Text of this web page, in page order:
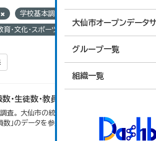
大仙市オープンデータ
グループ一覧
組織一覧
学校基本調査
育・文化・スポーツ・生活
・生徒数・教員数
査。 大仙市の統計「14-6 中学校別学級
数」のデータを参照しています。